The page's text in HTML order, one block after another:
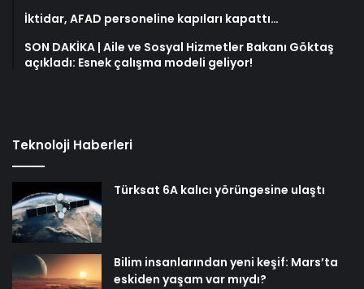
İktidar, AFAD personeline kapıları kapattı…
SON DAKİKA | Aile ve Sosyal Hizmetler Bakanı Göktaş
açıkladı: Esnek çalışma modeli geliyor!
Teknoloji Haberleri
Türksat 6A kalıcı yörüngesine ulaştı
Bilim insanlarından yeni keşif: Mars’ta
eskiden yaşam var mıydı?